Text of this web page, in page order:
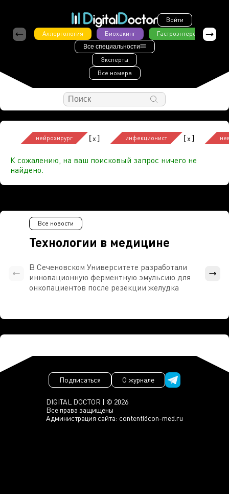
Войти
Аллергология
Биохакинг Гастроэнтерология
Все специальности
Эксперты
Все номера
нейрохирург [x] инфекционист [x]
К сожалению, на ваш поисковый запрос ничего не
найдено.
Технологии в медицине
Все новости
В Сеченовском Университете разработали
инновационную ферментную эмульсию для
онкопациентов после резекции желудка
DIGITAL DOCTOR | © 2026
Все права защищены
Администрация сайта: content@con-med.ru
Подписаться О журнале